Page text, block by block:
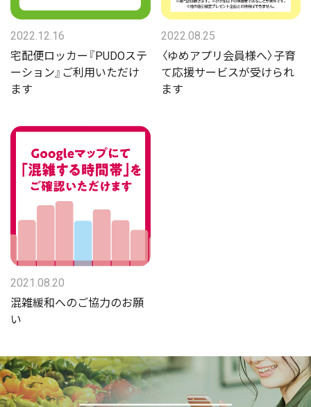
2022.12.16
宅配便ロッカー『PUDOステ
ーション』ご利用いただけ
ます
2022.08.25
〈ゆめアプリ会員様へ〉子育
て応援サービスが受けられ
ます
2021.08.20
混雑緩和へのご協力のお願
い